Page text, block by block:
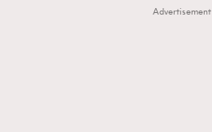
Advertisement